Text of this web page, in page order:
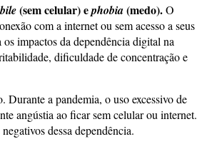
(sem celular) ephobia(medo).O
com a internet ou sem acesso a seus
impactos da dependência digital na
dificuldade de concentração e
a pandemia, o uso excessivo de
angústia ao ficar sem celular ou internet.
dessa dependência.